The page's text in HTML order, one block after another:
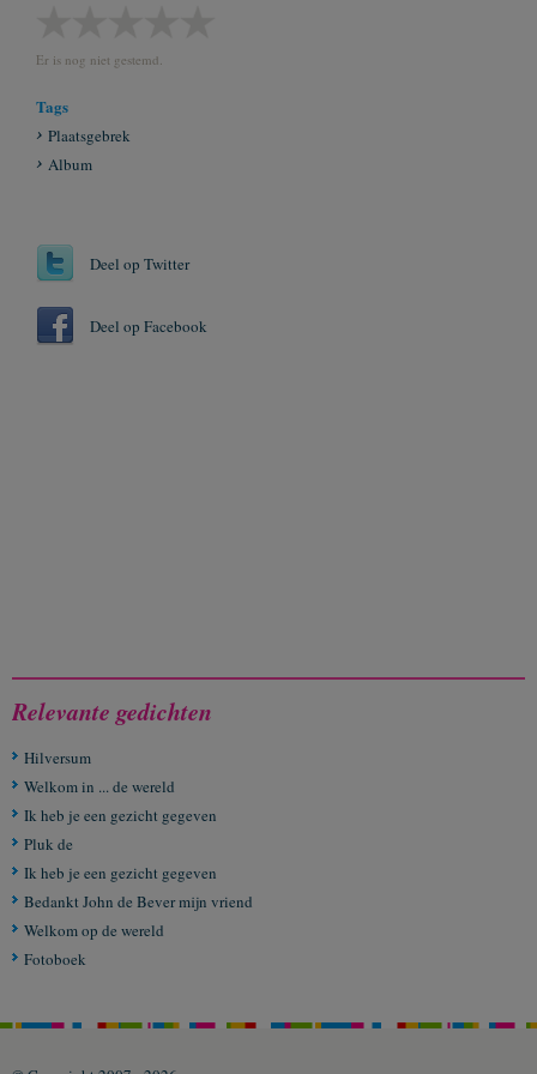
Er is nog niet gestemd.
Tags
Plaatsgebrek
Album
Deel op Twitter
Deel op Facebook
Relevante gedichten
Hilversum
Welkom in ... de wereld
Ik heb je een gezicht gegeven
Pluk de
Ik heb je een gezicht gegeven
Bedankt John de Bever mijn vriend
Welkom op de wereld
Fotoboek